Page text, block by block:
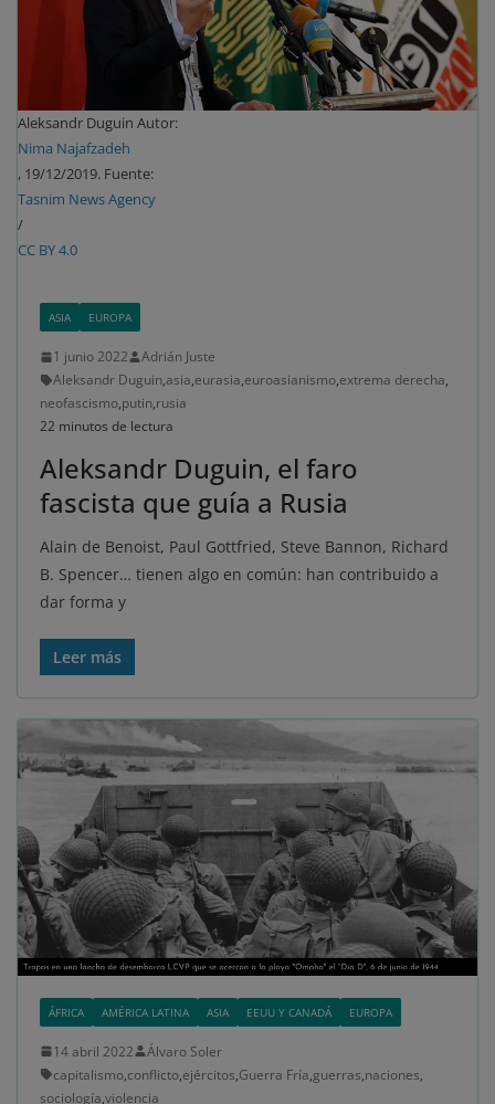
Aleksandr Duguin Autor:
Nima Najafzadeh
, 19/12/2019. Fuente:
Tasnim News Agency
/
CC BY 4.0
ASIA EUROPA
1 junio 2022
Adrián Juste
Aleksandr Duguin,asia,eurasia,euroasianismo,extrema derecha,
neofascismo,putin,rusia
22 minutos de lectura
Aleksandr Duguin, el faro
fascista que guía a Rusia
Alain de Benoist, Paul Gottfried, Steve Bannon, Richard
B. Spencer… tienen algo en común: han contribuido a
dar forma y
Leer más
ÁFRICA AMÉRICA LATINA ASIA EEUU Y CANADÁ EUROPA
14 abril 2022
Álvaro Soler
capitalismo,conflicto,ejércitos,Guerra Fría,guerras,naciones,
sociología,violencia